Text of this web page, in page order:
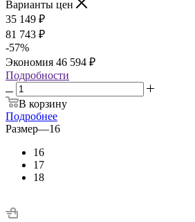
Варианты цен
35 149 ₽
81 743 ₽
-57%
Экономия 46 594 ₽
Подробности
В корзину
Подробнее
Размер—16
16
17
18